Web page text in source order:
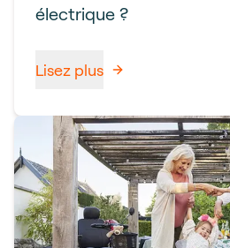
électrique ?
Lisez plus